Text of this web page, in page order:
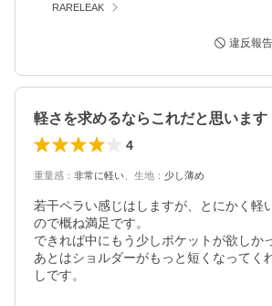
RARELEAK
違反報告
軽さを求めるならこれだと思います
4
重量感 ： 非常に軽い 生地 ： 少し薄め
若干ペラい感じはしますが、とにかく軽
ので概ね満足です。
できれば中にもう少しポケットが欲しか
あとはショルダーがもっと短くなってく
しです。